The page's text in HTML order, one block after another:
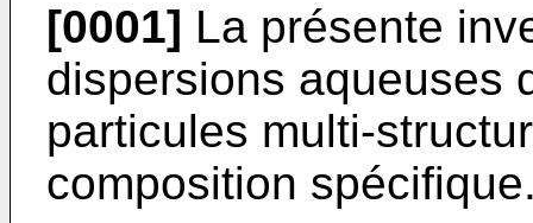
[0001] La présente
dispersions aqueuses
particules multi-
composition